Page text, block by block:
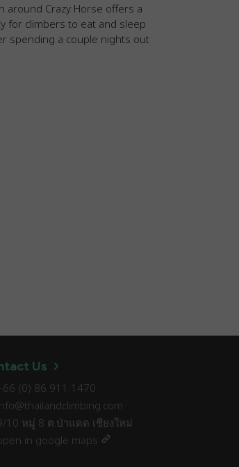
around Crazy Horse offers a
for climbers to eat and sleep
spending a couple nights out
Us
(0) 86 911 1470
10 หมู่ 8 ต.ป่าแดด เชียงใหม่
in google maps